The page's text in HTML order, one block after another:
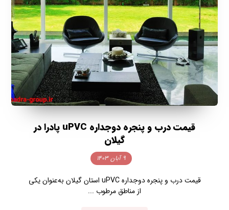
قیمت درب و پنجره دوجداره uPVC پادرا در
گیلان
۹ آبان ۱۴۰۳
قیمت درب و پنجره دوجداره uPVC استان گیلان به‌عنوان یکی
از مناطق مرطوب ...